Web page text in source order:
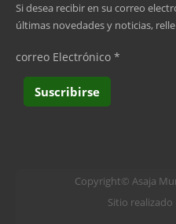
Si desea recibir en su correo
últimas novedades y noticias,
correo Electrónico *
Copyright© Asaja
Sitio